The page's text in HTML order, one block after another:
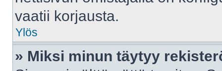
vaatii korjausta.
Ylös
» Miksi minun täytyy